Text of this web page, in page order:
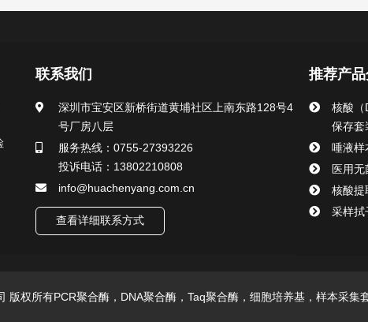
联系我们
深圳市宝安区新桥街道黄埔社区上南东路128号4
号厂房八层
服务热线：0755-27393226
投诉电话：13802210808
info@huachenyang.com.cn
查看详细联系方式
推荐产
核酸（
保存套
唾液样
医用无
核酸提
采样拭
权所有PCR聚合酶，DNA聚合酶，Taq聚合酶，细胞培养基，样本采集